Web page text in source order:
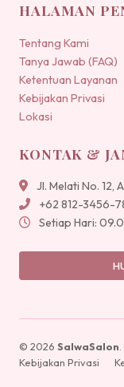
HALAMAN
Tentang Kami
Tanya Jawab (FAQ)
Ketentuan Layanan
Kebijakan Privasi
Lokasi
KONTAK &
Jl. Melati No. 12,
+62 812-3456-
Setiap Hari:
© 2026 SalwaSalon
Kebijakan Privasi